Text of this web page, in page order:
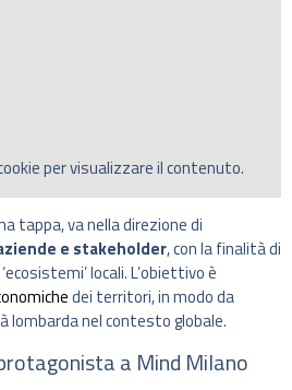
per visualizzare il contenuto.
tappa, va nella direzione di
e stakeholder, con la finalità di
locali. L’obiettivo è
dei territori, in modo da
lombarda nel contesto globale.
a Mind Milano